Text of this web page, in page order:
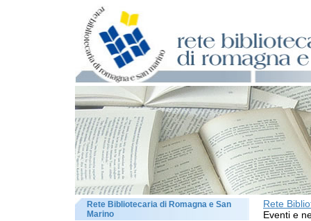
Rete
Eventi e
Rete Bibliotecaria di Romagna e San
Marino